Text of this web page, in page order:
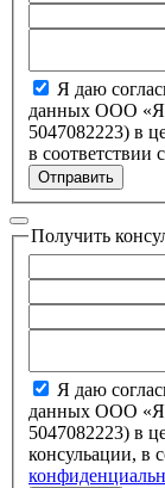
Я даю
данных ООО
5047082223) в целях обработки запроса и обратной связи,
в соответствии с
Отправить
Получить
Я даю
данных ООО
5047082223) в целях обработки запроса и полченя
консульации, в